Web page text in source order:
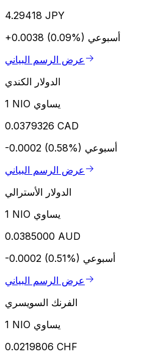
4.29418 JPY
+0.0038 (0.09%) أسبوعي
عرض الرسم البياني
الدولار الكندي
1 NIO يساوي
0.0379326 CAD
-0.0002 (0.58%) أسبوعي
عرض الرسم البياني
الدولار الأسترالي
1 NIO يساوي
0.0385000 AUD
-0.0002 (0.51%) أسبوعي
عرض الرسم البياني
الفرنك السويسري
1 NIO يساوي
0.0219806 CHF